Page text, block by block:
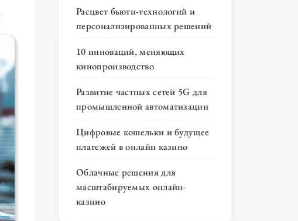
Расцвет бьюти-технологий и
персонализированных решений
10 инноваций, меняющих
кинопроизводство
Развитие частных сетей 5G для
промышленной автоматизации
Цифровые кошельки и будущее
платежей в онлайн казино
Облачные решения для
масштабируемых онлайн-
казино